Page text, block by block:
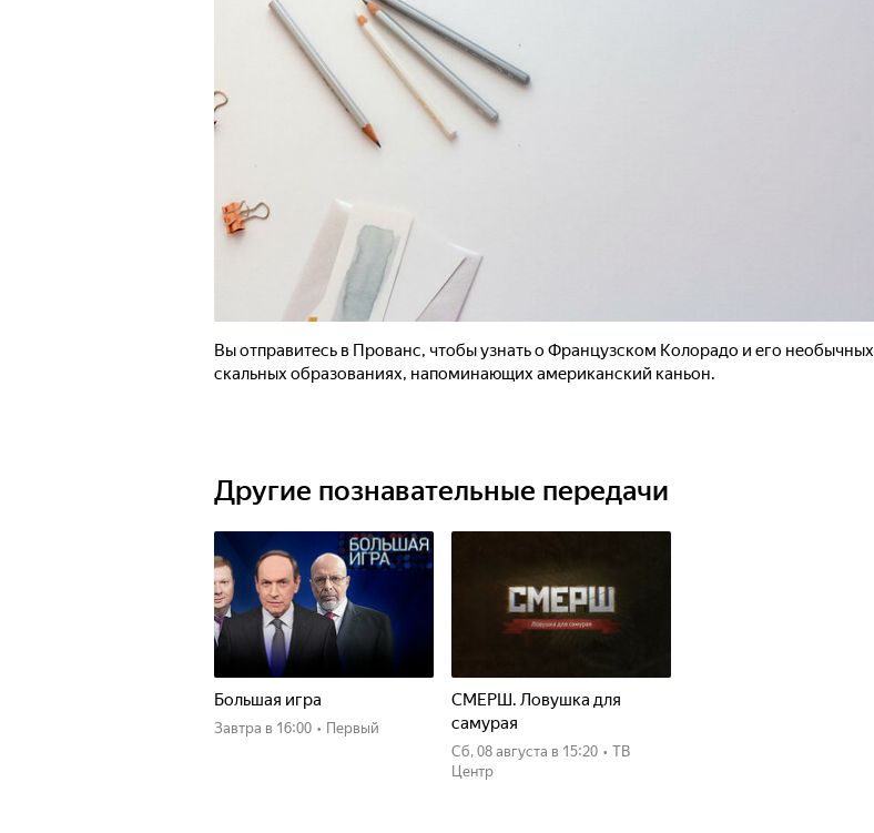
Вы отправитесь в Прованс, чтобы узнать о Французском Колорадо и его необычных
скальных образованиях, напоминающих американский каньон.
Другие познавательные передачи
Большая игра
Завтра в 16:00 • Первый
СМЕРШ. Ловушка для
самурая
сб, 08 августа в 15:20 • ТВ
Центр